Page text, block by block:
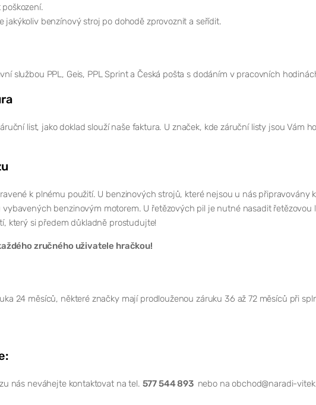
jakýkoliv benzínový stroj po dohodě zprovoznit a seřídit.
službou PPL, Geis, PPL Sprint a Česká pošta s dodáním v pracovních
list, jako doklad slouží naše faktura. U značek, kde záruční listy jsou Vám
k plnému použití. U benzinových strojů, které nejsou u nás připravovány
benzinovým motorem. U řetězových pil je nutné nasadit řetězovou
který si předem důkladně prostudujte!
zručného uživatele hračkou!
24 měsíců, některé značky mají prodlouženou záruku 36 až 72 měsíců při
nás neváhejte kontaktovat na tel. 577 544 893 nebo na obchod@naradi-